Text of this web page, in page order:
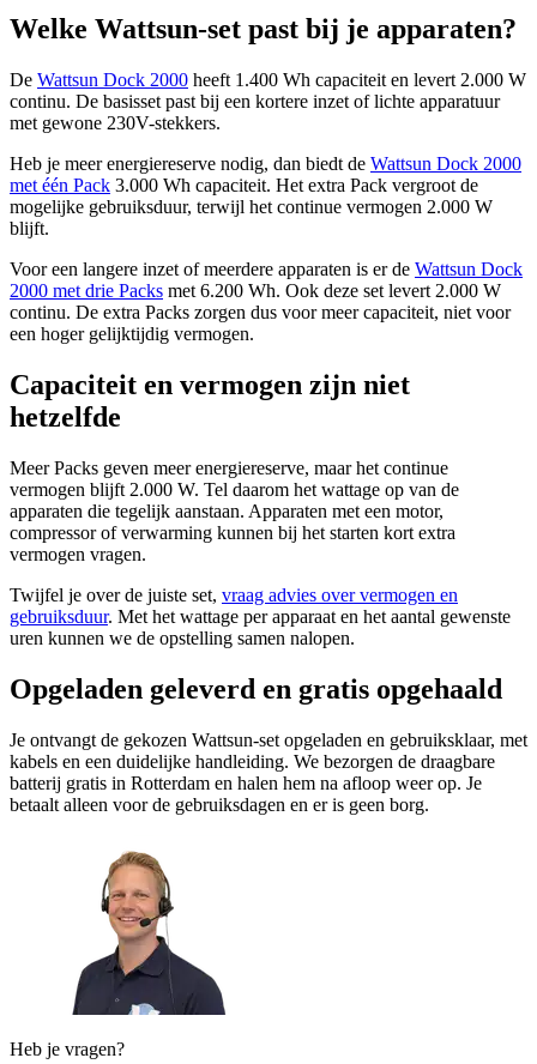
Welke Wattsun-set past bij je apparaten?
De Wattsun Dock 2000 heeft 1.400 Wh capaciteit en levert 2.000 W
continu. De basisset past bij een kortere inzet of lichte apparatuur
met gewone 230V-stekkers.
Heb je meer energiereserve nodig, dan biedt de Wattsun Dock 2000
met één Pack 3.000 Wh capaciteit. Het extra Pack vergroot de
mogelijke gebruiksduur, terwijl het continue vermogen 2.000 W
blijft.
Voor een langere inzet of meerdere apparaten is er de Wattsun Dock
2000 met drie Packs met 6.200 Wh. Ook deze set levert 2.000 W
continu. De extra Packs zorgen dus voor meer capaciteit, niet voor
een hoger gelijktijdig vermogen.
Capaciteit en vermogen zijn niet
hetzelfde
Meer Packs geven meer energiereserve, maar het continue
vermogen blijft 2.000 W. Tel daarom het wattage op van de
apparaten die tegelijk aanstaan. Apparaten met een motor,
compressor of verwarming kunnen bij het starten kort extra
vermogen vragen.
Twijfel je over de juiste set, vraag advies over vermogen en
gebruiksduur. Met het wattage per apparaat en het aantal gewenste
uren kunnen we de opstelling samen nalopen.
Opgeladen geleverd en gratis opgehaald
Je ontvangt de gekozen Wattsun-set opgeladen en gebruiksklaar, met
kabels en een duidelijke handleiding. We bezorgen de draagbare
batterij gratis in Rotterdam en halen hem na afloop weer op. Je
betaalt alleen voor de gebruiksdagen en er is geen borg.
Heb je vragen?